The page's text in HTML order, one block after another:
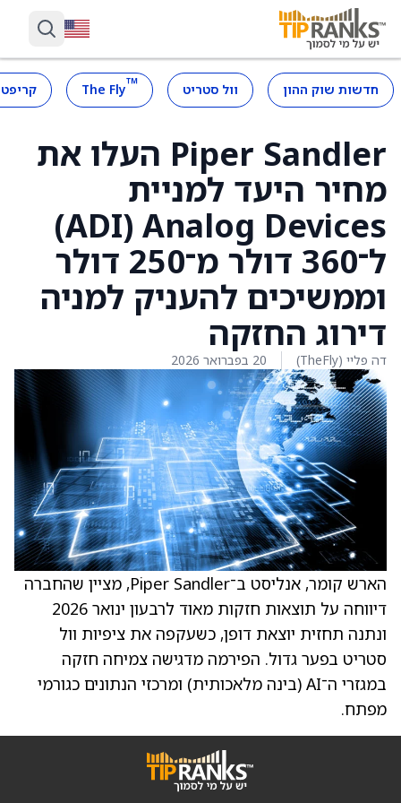
חדשות שוק ההון וול סטריט ™
The Fly
Piper Sandler העלו את
מחיר היעד למניית
Analog Devices ‏(ADI)
ל־360 דולר מ־250 דולר
וממשיכים להעניק למניה
דירוג החזקה
דה פליי (TheFly) 20 בפברואר 2026
הארש קומר, אנליסט ב־Piper Sandler, מציין שהחברה
דיווחה על תוצאות חזקות מאוד לרבעון ינואר 2026
ונתנה תחזית יוצאת דופן, כשעקפה את ציפיות וול
סטריט בפער גדול. הפירמה מדגישה צמיחה חזקה
במגזרי ה־AI ‏(בינה מלאכותית) ומרכזי הנתונים כגורמי
מפתח.